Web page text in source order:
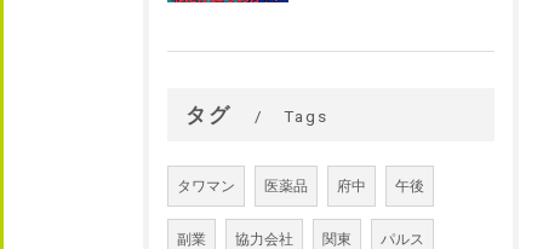
タグ Tags
タワマン 医薬品 府中 午後
副業 協力会社 関東 パルス